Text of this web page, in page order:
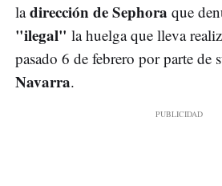
ladirección de Sephora que
"ilegal" la huelga que lleva
pasado 6 de febrero por parte de
Navarra.